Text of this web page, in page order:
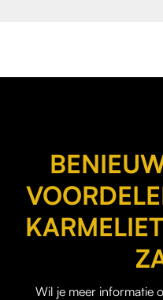
Wil je meer informatie